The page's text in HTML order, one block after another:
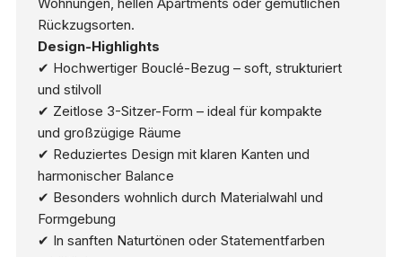
Wohnungen, hellen Apartments oder gemütlichen
Rückzugsorten.
Design-Highlights
✔ Hochwertiger Bouclé-Bezug – soft, strukturiert
und stilvoll
✔ Zeitlose 3-Sitzer-Form – ideal für kompakte
und großzügige Räume
✔ Reduziertes Design mit klaren Kanten und
harmonischer Balance
✔ Besonders wohnlich durch Materialwahl und
Formgebung
✔ In sanften Naturtönen oder Statementfarben